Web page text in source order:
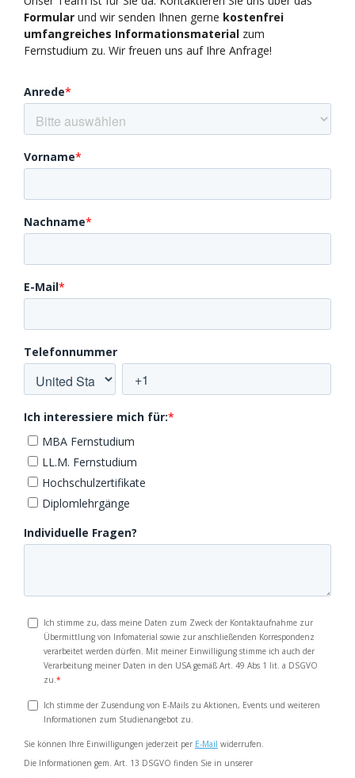
Formular und wir senden Ihnen gerne kostenfrei
umfangreiches Informationsmaterial zum
Fernstudium zu. Wir freuen uns auf Ihre Anfrage!